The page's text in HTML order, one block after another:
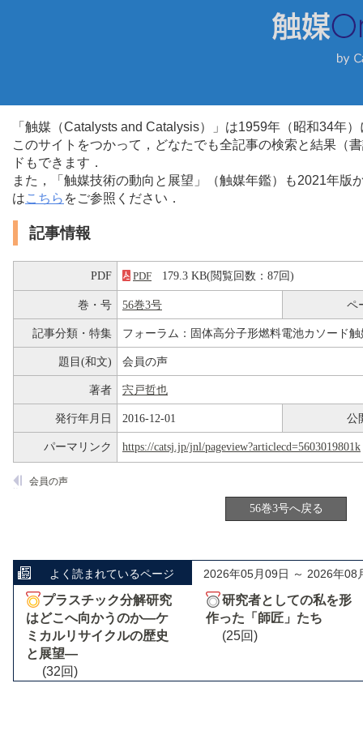
「触媒（Catalysts and Catalysis）」は1959年（昭和34年
このサイトをつかって，どなたでも全記事の検索と結果（
ドもできます．
また，「触媒技術の動向と展望」（触媒年鑑）も2021年
はこちら をご参照ください．
記事情報
PDF PDF 179.3 KB(閲覧回数：87回)
巻・号 56巻3号 ペ
記事分類・特集 フォーラム：固体高分子形燃料電池カソード
題目(和文) 会員の声
著者 宍戸哲也
発行年月日 2016-12-01 公
パーマリンク https://catsj.jp/jnl/pageview?articlecd=5603019801k
会員の声
56巻3号へ戻る
よく読まれているページ 2026年05月09日 ～ 2026年08
プラスチック分解研究
はどこへ向かうのか―ケ
ミカルリサイクルの歴史
と展望―
(32回)
研究者としての私を形
作った「師匠」たち
(25回)